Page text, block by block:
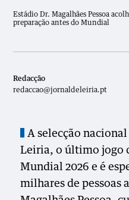
Estádio Dr. Magalhães Pessoa
preparação antes do Mundial
Redacção
redaccao@jornaldeleiria.pt
A selecção
Leiria, o último jogo
Mundial 2026 e é
milhares de pessoas